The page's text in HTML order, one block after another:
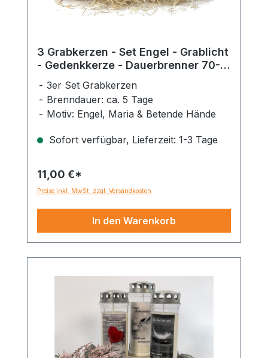
3 Grabkerzen - Set Engel - Grablicht
- Gedenkkerze - Dauerbrenner 70-
3er Set Grabkerzen
Brenndauer: ca. 5 Tage
Motiv: Engel, Maria & Betende Hände
Sofort verfügbar, Lieferzeit: 1-3 Tage
11,00 €*
Preise inkl. MwSt. zzgl. Versandkosten
In den Warenkorb